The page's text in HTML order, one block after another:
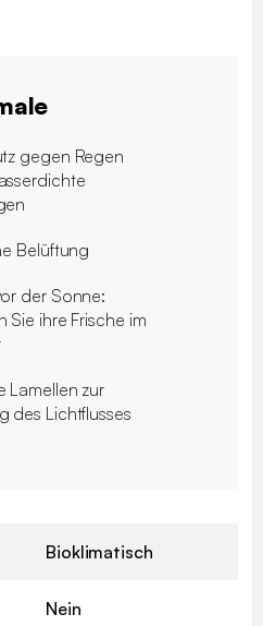
gegen Regen
Belüftung
der Sonne:
Sie ihre Frische im
Lamellen zur
des Lichtflusses
Bioklimatisch
Nein